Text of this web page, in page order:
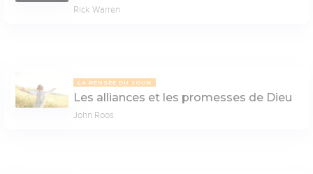
Rick Warren
LA PENSÉE DU JOUR
Les alliances et les promesses de Dieu
John Roos